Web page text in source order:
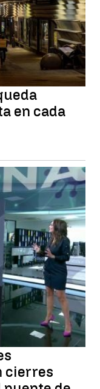
en cada
cierres